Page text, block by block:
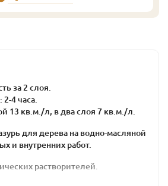
за 2 слоя.
4 часа.
13 кв.м./л, в два слоя 7 кв.м./л.
для дерева на водно-масляной
и внутренних работ.
растворителей.